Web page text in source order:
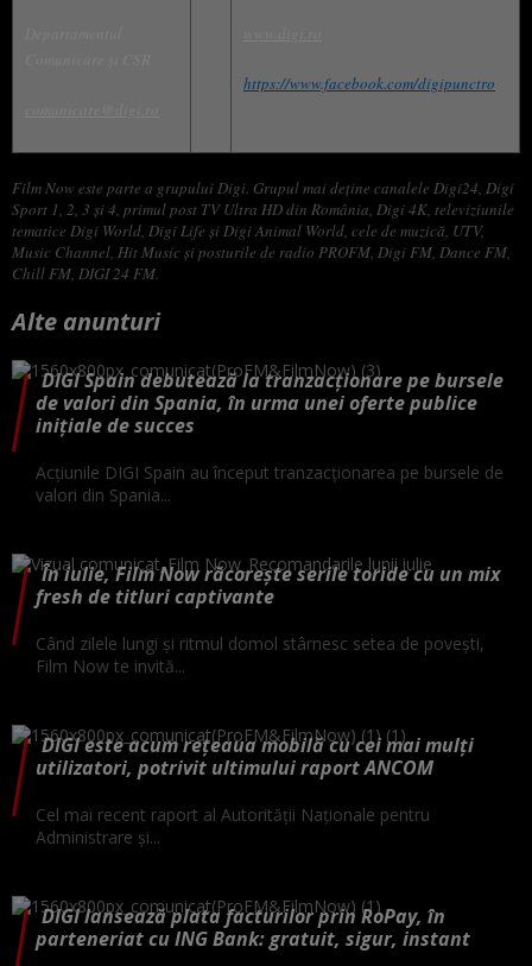
https://www.facebook.com/digipunctro
Film Now este parte a grupului Digi. Grupul mai deține canalele Digi24, Digi
Sport 1, 2, 3 și 4, primul post TV Ultra HD din România, Digi 4K, televiziunile
tematice Digi World, Digi Life și Digi Animal World, cele de muzică, UTV,
Music Channel, Hit Music și posturile de radio PROFM, Digi FM, Dance FM,
Chill FM, DIGI 24 FM.
Alte anunturi
DIGI Spain debutează la tranzacționare pe bursele
de valori din Spania, în urma unei oferte publice
inițiale de succes
Acțiunile DIGI Spain au început tranzacționarea pe bursele de
valori din Spania...
În iulie, Film Now răcorește serile toride cu un mix
fresh de titluri captivante
Când zilele lungi și ritmul domol stârnesc setea de povești,
Film Now te invită...
DIGI este acum rețeaua mobilă cu cei mai mulți
utilizatori, potrivit ultimului raport ANCOM
Cel mai recent raport al Autorității Naționale pentru
Administrare și...
DIGI lansează plata facturilor prin RoPay, în
parteneriat cu ING Bank: gratuit, sigur, instant